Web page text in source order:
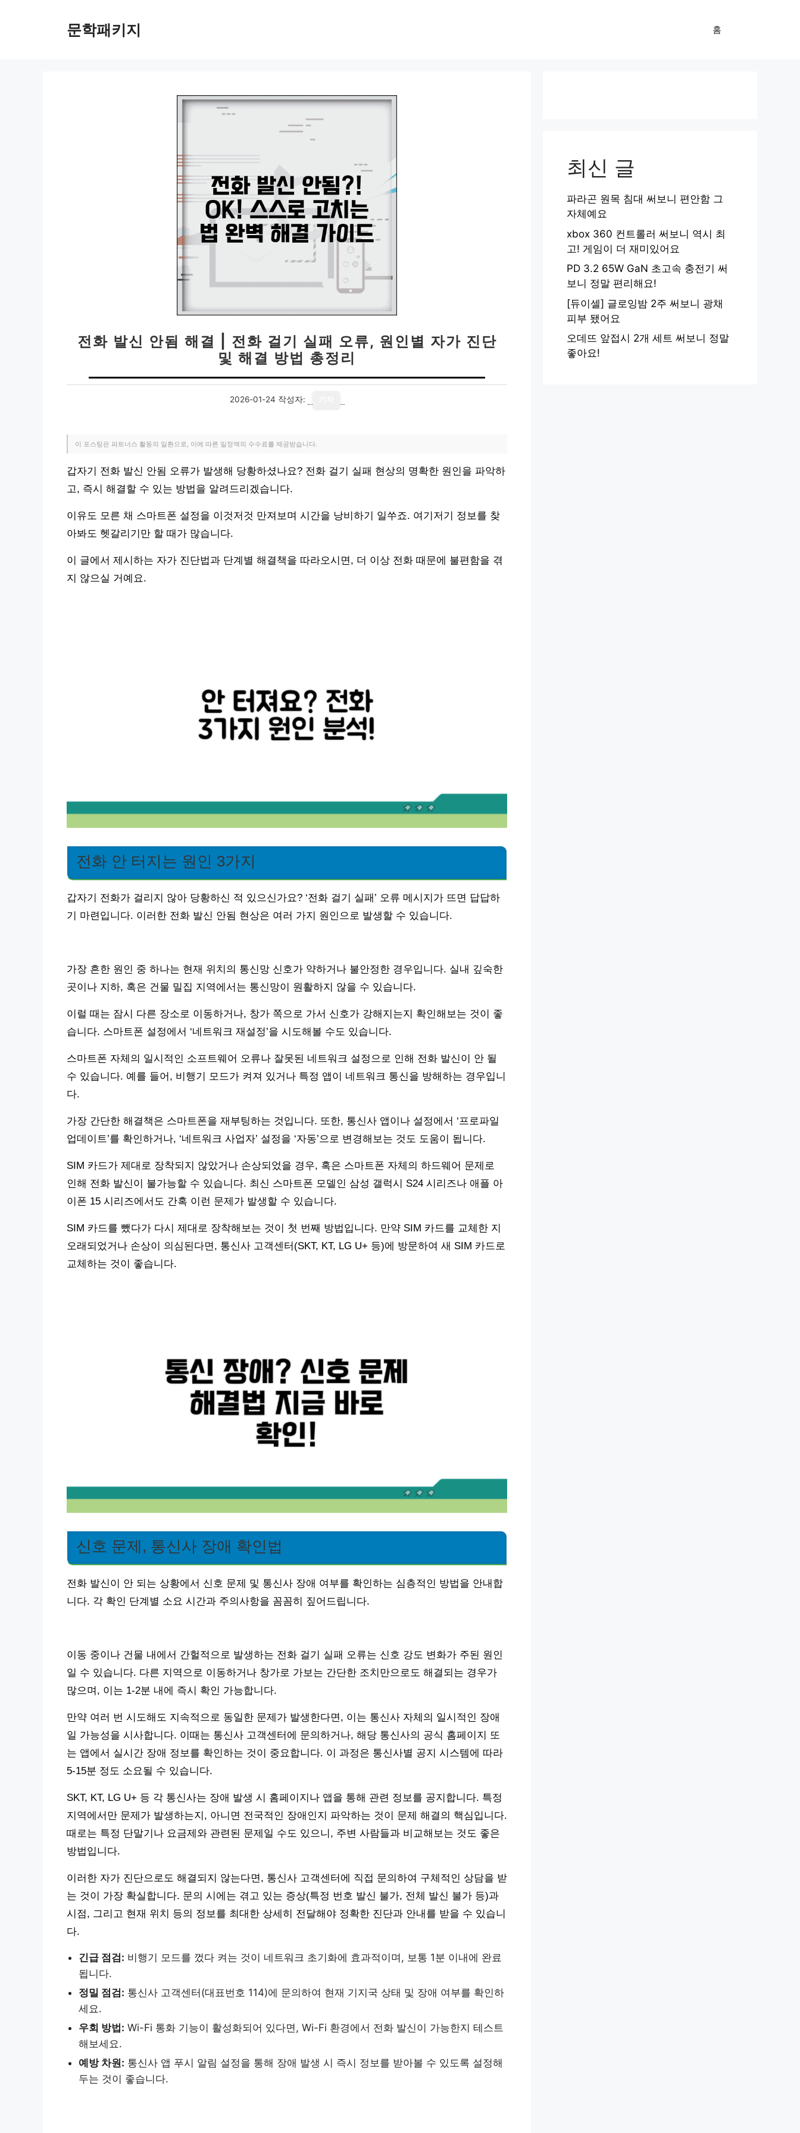
문학패키지 홈
전화 발신 안됨 해결 | 전화 걸기 실패 오류, 원인별 자가 진단
및 해결 방법 총정리
2026-01-24 작성자:
이 포스팅은 파트너스 활동의 일환으로, 이에 따른 일정액의 수수료를 제공받습니다.
갑자기 전화 발신 안됨 오류가 발생해 당황하셨나요? 전화 걸기 실패 현상의 명확한 원인을 파악하
고, 즉시 해결할 수 있는 방법을 알려드리겠습니다.
이유도 모른 채 스마트폰 설정을 이것저것 만져보며 시간을 낭비하기 일쑤죠. 여기저기 정보를 찾
아봐도 헷갈리기만 할 때가 많습니다.
이 글에서 제시하는 자가 진단법과 단계별 해결책을 따라오시면, 더 이상 전화 때문에 불편함을 겪
지 않으실 거예요.
전화 안 터지는 원인 3가지
갑자기 전화가 걸리지 않아 당황하신 적 있으신가요? ‘전화 걸기 실패’ 오류 메시지가 뜨면 답답하
기 마련입니다. 이러한 전화 발신 안됨 현상은 여러 가지 원인으로 발생할 수 있습니다.
가장 흔한 원인 중 하나는 현재 위치의 통신망 신호가 약하거나 불안정한 경우입니다. 실내 깊숙한
곳이나 지하, 혹은 건물 밀집 지역에서는 통신망이 원활하지 않을 수 있습니다.
이럴 때는 잠시 다른 장소로 이동하거나, 창가 쪽으로 가서 신호가 강해지는지 확인해보는 것이 좋
습니다. 스마트폰 설정에서 ‘네트워크 재설정’을 시도해볼 수도 있습니다.
스마트폰 자체의 일시적인 소프트웨어 오류나 잘못된 네트워크 설정으로 인해 전화 발신이 안 될
수 있습니다. 예를 들어, 비행기 모드가 켜져 있거나 특정 앱이 네트워크 통신을 방해하는 경우입니
다.
가장 간단한 해결책은 스마트폰을 재부팅하는 것입니다. 또한, 통신사 앱이나 설정에서 ‘프로파일
업데이트’를 확인하거나, ‘네트워크 사업자’ 설정을 ‘자동’으로 변경해보는 것도 도움이 됩니다.
SIM 카드가 제대로 장착되지 않았거나 손상되었을 경우, 혹은 스마트폰 자체의 하드웨어 문제로
인해 전화 발신이 불가능할 수 있습니다. 최신 스마트폰 모델인 삼성 갤럭시 S24 시리즈나 애플 아
이폰 15 시리즈에서도 간혹 이런 문제가 발생할 수 있습니다.
SIM 카드를 뺐다가 다시 제대로 장착해보는 것이 첫 번째 방법입니다. 만약 SIM 카드를 교체한 지
오래되었거나 손상이 의심된다면, 통신사 고객센터(SKT, KT, LG U+ 등)에 방문하여 새 SIM 카드로
교체하는 것이 좋습니다.
신호 문제, 통신사 장애 확인법
전화 발신이 안 되는 상황에서 신호 문제 및 통신사 장애 여부를 확인하는 심층적인 방법을 안내합
니다. 각 확인 단계별 소요 시간과 주의사항을 꼼꼼히 짚어드립니다.
이동 중이나 건물 내에서 간헐적으로 발생하는 전화 걸기 실패 오류는 신호 강도 변화가 주된 원인
일 수 있습니다. 다른 지역으로 이동하거나 창가로 가보는 간단한 조치만으로도 해결되는 경우가
많으며, 이는 1-2분 내에 즉시 확인 가능합니다.
만약 여러 번 시도해도 지속적으로 동일한 문제가 발생한다면, 이는 통신사 자체의 일시적인 장애
일 가능성을 시사합니다. 이때는 통신사 고객센터에 문의하거나, 해당 통신사의 공식 홈페이지 또
는 앱에서 실시간 장애 정보를 확인하는 것이 중요합니다. 이 과정은 통신사별 공지 시스템에 따라
5-15분 정도 소요될 수 있습니다.
SKT, KT, LG U+ 등 각 통신사는 장애 발생 시 홈페이지나 앱을 통해 관련 정보를 공지합니다. 특정
지역에서만 문제가 발생하는지, 아니면 전국적인 장애인지 파악하는 것이 문제 해결의 핵심입니다.
때로는 특정 단말기나 요금제와 관련된 문제일 수도 있으니, 주변 사람들과 비교해보는 것도 좋은
방법입니다.
이러한 자가 진단으로도 해결되지 않는다면, 통신사 고객센터에 직접 문의하여 구체적인 상담을 받
는 것이 가장 확실합니다. 문의 시에는 겪고 있는 증상(특정 번호 발신 불가, 전체 발신 불가 등)과
시점, 그리고 현재 위치 등의 정보를 최대한 상세히 전달해야 정확한 진단과 안내를 받을 수 있습니
다.
긴급 점검: 비행기 모드를 껐다 켜는 것이 네트워크 초기화에 효과적이며, 보통 1분 이내에 완료
됩니다.
정밀 점검: 통신사 고객센터(대표번호 114)에 문의하여 현재 기지국 상태 및 장애 여부를 확인하
세요.
우회 방법: Wi-Fi 통화 기능이 활성화되어 있다면, Wi-Fi 환경에서 전화 발신이 가능한지 테스트
해보세요.
예방 차원: 통신사 앱 푸시 알림 설정을 통해 장애 발생 시 즉시 정보를 받아볼 수 있도록 설정해
두는 것이 좋습니다.
최신 글
파라곤 원목 침대 써보니 편안함 그
자체예요
xbox 360 컨트롤러 써보니 역시 최
고! 게임이 더 재미있어요
PD 3.2 65W GaN 초고속 충전기 써
보니 정말 편리해요!
[듀이셀] 글로잉밤 2주 써보니 광채
피부 됐어요
오데뜨 앞접시 2개 세트 써보니 정말
좋아요!